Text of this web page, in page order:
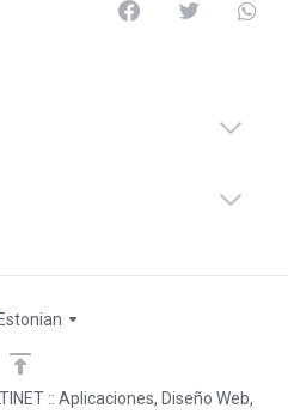
:: Aplicaciones, Diseño Web,
Estonian